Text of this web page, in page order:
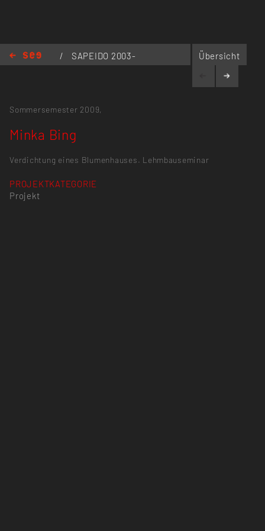
/
SAPEIDO 2003-
Übersicht
Sommersemester 2009,
Minka Bing
Verdichtung eines Blumenhauses. Lehmbauseminar
PROJEKTKATEGORIE
Projekt